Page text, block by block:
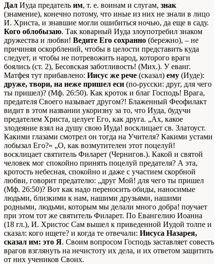
Дал Иуда предатель им, т. е. воинам и слугам, знак
(знамение), конечно потому, что иные из них не знали в лицо
И. Христа, и знавшие могли ошибиться ночью, да еще в саду.
Кого облобызаю. Так коварный Иуда злоупотребил знаком
дружества и любви! Ведите Его сохранно (бережно), – не
причиняя оскорблений, чтобы в целости представить куда
следует, и чтобы не потревожить народ, которого враги
боялись (ст. 2), Бесовская заботливость! (Мих.). У еванг.
Матфея тут прибавлено: Иисус же рече (сказал) ему (Иуде):
друже, твори, на неже пришел еси (по-русски: друг, для чего
ты пришел)? (Мф. 26:50). Как кроток и благ Господь! Врага,
предателя Своего называет другом?! Блаженный Феофилакт
видит в этом названии укоризну за то, что Иуда, будучи
предателем Христа, целует Его, как друга. „Ах, какое
злодеяние взял на душу свою Иуда! восклицает св. Златоуст.
Какими глазами смотрел он тогда на Учителя? Какими устами
лобызал Его?» „О, как возмутителен этот поцелуй!
восклицает святитель Филарет (Чернигов.). Какой и святой
человек мог спокойно принять поцелуй предателя? А эта,
кротость небесная, спокойно и даже с участием скорбной
любви, говорит предателю: „друг Мой! для чего ты пришел
(Мф. 26:50)? Вот как надо переносить обиды, наносимые
людьми, близкими к нам, нашими друзьями, нашими
родными, людьми, которым мы делали много добра! поучает
при этом тот же святитель Филарет. По Евангелию Иоанна
(18 гл.), И. Христос Сам вышел к приведенной Иудой толпе и
сказал: кого ищете? и когда те отвечали: Иисуса Назарея,
сказал им: это Я. Своим вопросом Господь заставляет совесть
врагов взглянуть на нечистоту их дела, и их ответом защитить
от них учеников Своих.